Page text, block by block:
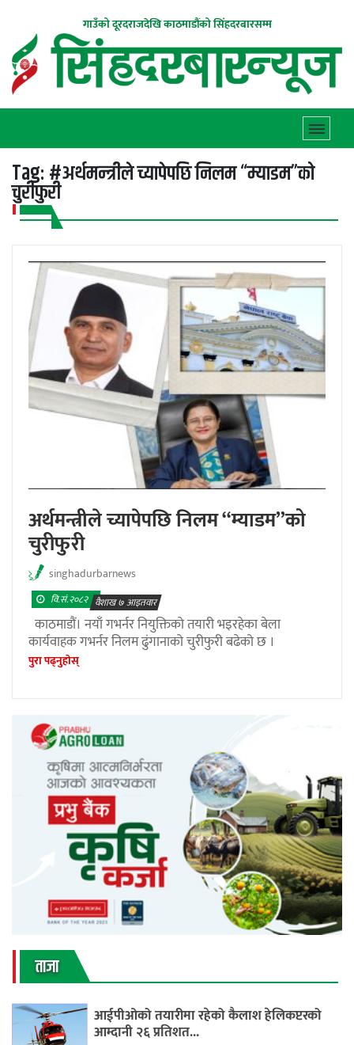
गाउँको दूरदराजदेखि काठमाडौंको सिंहदरबारसम्म
Tag: #अर्थमन्त्रीले च्यापेपछि निलम “म्याडम”को
चुरीफुरी
अर्थमन्त्रीले च्यापेपछि निलम “म्याडम”को
चुरीफुरी
singhadurbarnews
वि.सं.२०८२ वैशाख ७ आइतवार
काठमाडौं। नयाँ गभर्नर नियुक्तिको तयारी भइरहेका बेला
कार्यवाहक गभर्नर निलम ढुंगानाको चुरीफुरी बढेको छ ।
पुरा पढ्नुहाेस्
ताजा
आईपीओको तयारीमा रहेको कैलाश हेलिकप्टरको
आम्दानी २६ प्रतिशत...